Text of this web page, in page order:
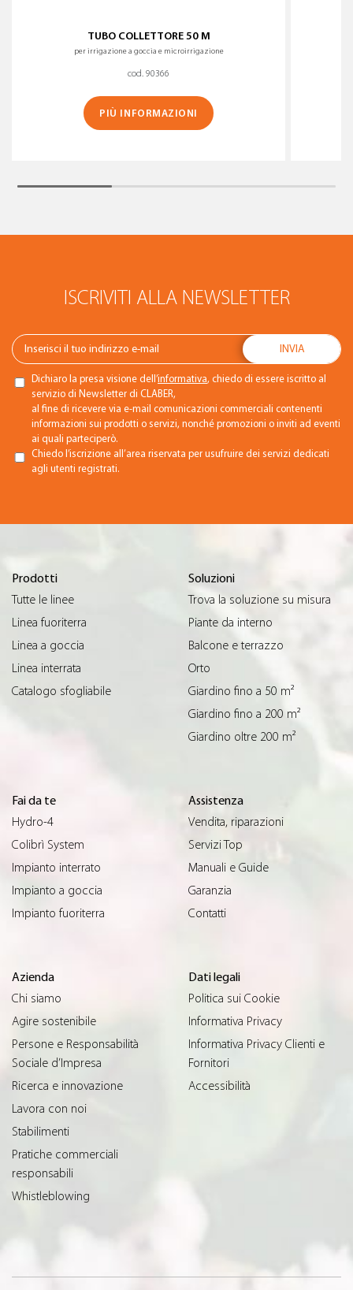
TUBO COLLETTORE 50 M
per irrigazione a goccia e microirrigazione
cod. 90366
PIÙ INFORMAZIONI
ISCRIVITI ALLA NEWSLETTER
Dichiaro la presa visione dell’informativa, chiedo di essere iscritto al
servizio di Newsletter di CLABER,
al fine di ricevere via e-mail comunicazioni commerciali contenenti
informazioni sui prodotti o servizi, nonché promozioni o inviti ad eventi
ai quali parteciperò.
Chiedo l’iscrizione all’area riservata per usufruire dei servizi dedicati
agli utenti registrati.
Prodotti
Tutte le linee
Linea fuoriterra
Linea a goccia
Linea interrata
Catalogo sfogliabile
Soluzioni
Trova la soluzione su misura
Piante da interno
Balcone e terrazzo
Orto
Giardino fino a 50 m²
Giardino fino a 200 m²
Giardino oltre 200 m²
Fai da te
Hydro-4
Colibrì System
Impianto interrato
Impianto a goccia
Impianto fuoriterra
Assistenza
Vendita, riparazioni
Servizi Top
Manuali e Guide
Garanzia
Contatti
Azienda
Chi siamo
Agire sostenibile
Persone e Responsabilità
Sociale d’Impresa
Ricerca e innovazione
Lavora con noi
Stabilimenti
Pratiche commerciali
responsabili
Whistleblowing
Dati legali
Politica sui Cookie
Informativa Privacy
Informativa Privacy Clienti e
Fornitori
Accessibilità